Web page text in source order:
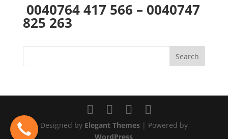
0040764 417 566 – 0040747
825 263
Designed by Elegant Themes| Powered by
WordPress